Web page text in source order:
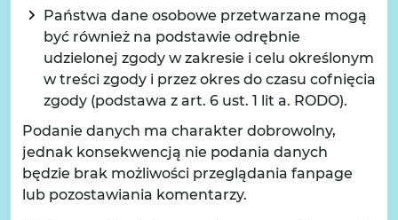
Państwa dane osobowe przetwarzane mogą
być również na podstawie odrębnie
udzielonej zgody w zakresie i celu określonym
w treści zgody i przez okres do czasu cofnięcia
zgody (podstawa z art. 6 ust. 1 lit a. RODO).
Podanie danych ma charakter dobrowolny,
jednak konsekwencją nie podania danych
będzie brak możliwości przeglądania fanpage
lub pozostawiania komentarzy.